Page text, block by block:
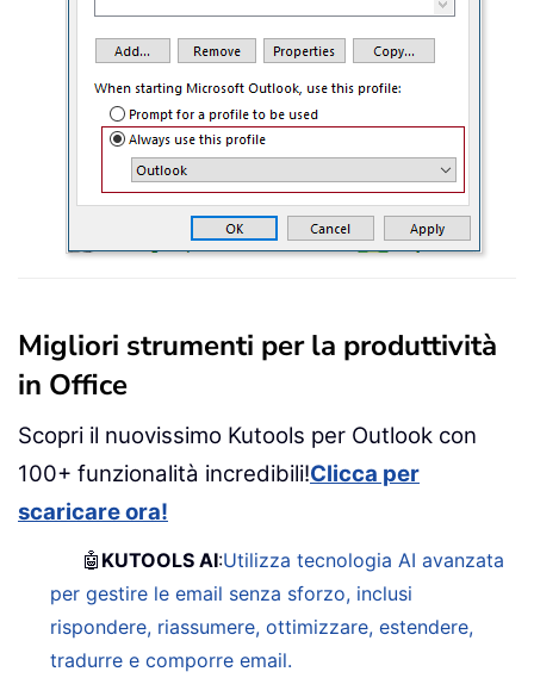
Migliori strumenti per la produttività
in Office
Scopri il nuovissimo Kutools per Outlook con
100+ funzionalità incredibili!Clicca per
scaricare ora!
🤖 KUTOOLS AI:Utilizza tecnologia AI avanzata
per gestire le email senza sforzo, inclusi
rispondere, riassumere, ottimizzare, estendere,
tradurre e comporre email.